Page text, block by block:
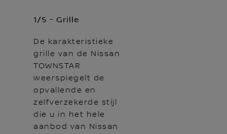
1/5 - Grille
De karakteristieke
grille van de Nissan
TOWNSTAR
weerspiegelt de
opvallende en
zelfverzekerde stijl
die u in het hele
aanbod van Nissan